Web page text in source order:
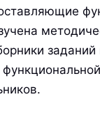
заданий